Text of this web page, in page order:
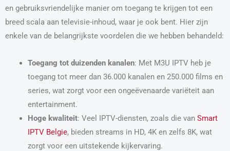
en gebruiksvriendelijke manier om toegang te krijgen tot een
breed scala aan televisie-inhoud, waar je ook bent. Hier zijn
enkele van de belangrijkste voordelen die we hebben behandeld:
Toegang tot duizenden kanalen: Met M3U IPTV heb je
toegang tot meer dan 36.000 kanalen en 250.000 films en
series, wat zorgt voor een ongeëvenaarde variëteit aan
entertainment.
Hoge kwaliteit: Veel IPTV-diensten, zoals die van Smart
IPTV Belgie, bieden streams in HD, 4K en zelfs 8K, wat
zorgt voor een uitstekende kijkervaring.